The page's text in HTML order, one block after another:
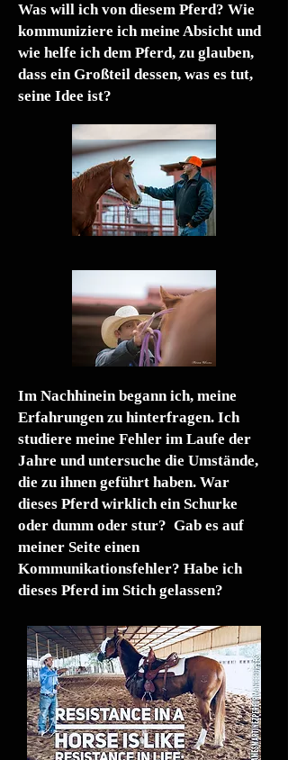
Was will ich von diesem Pferd? Wie
kommuniziere ich meine Absicht und
wie helfe ich dem Pferd, zu glauben,
dass ein Großteil dessen, was es tut,
seine Idee ist?
Im Nachhinein begann ich, meine
Erfahrungen zu hinterfragen. Ich
studiere meine Fehler im Laufe der
Jahre und untersuche die Umstände,
die zu ihnen geführt haben. War
dieses Pferd wirklich ein Schurke
oder dumm oder stur? Gab es auf
meiner Seite einen
Kommunikationsfehler? Habe ich
dieses Pferd im Stich gelassen?